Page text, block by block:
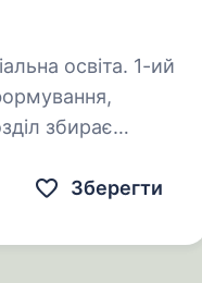
освіта. 1-ий
збирає
Зберегти